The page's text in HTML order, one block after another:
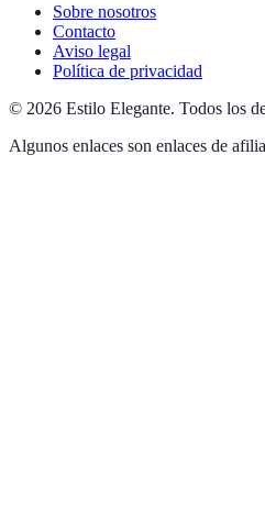
Sobre nosotros
Contacto
Aviso legal
Política de privacidad
© 2026 Estilo Elegante. Todos los
Algunos enlaces son enlaces de